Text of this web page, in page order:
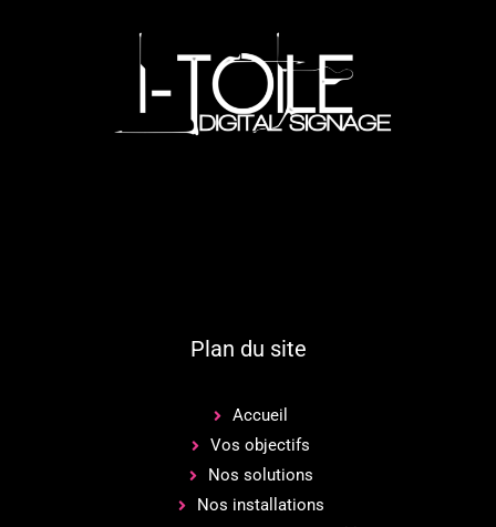
Plan du site
Accueil
Vos objectifs
Nos solutions
Nos installations